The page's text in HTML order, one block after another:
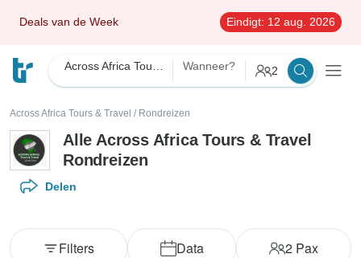
Deals van de Week Eindigt: 12 aug. 2026
Wanneer? 2
Across Africa Tours & Travel / Rondreizen
Alle Across Africa Tours & Travel
Rondreizen
Delen
Data 2 Pax
Filters